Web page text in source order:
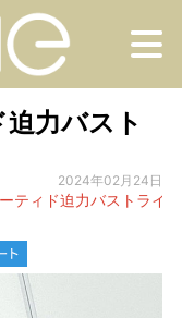
力バスト
2024年02月24日
ティド迫力バストライン